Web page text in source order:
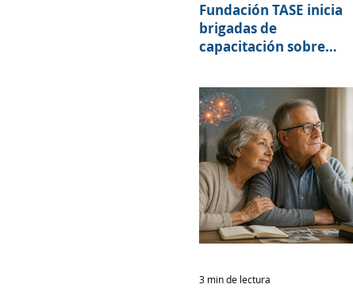
Fundación TASE inicia
brigadas de
capacitación sobre
programa 60 y PiQuito
del Patronato
Municipal San José
3 min de lectura